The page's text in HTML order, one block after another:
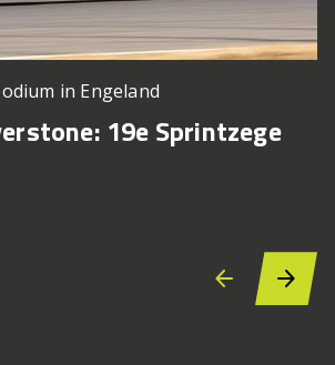
in Engeland
19e Sprintzege